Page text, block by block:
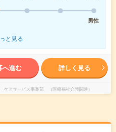
男性
と見る
へ進む 詳しく見る
ケアサービス事業部 （医療福祉介護関連）